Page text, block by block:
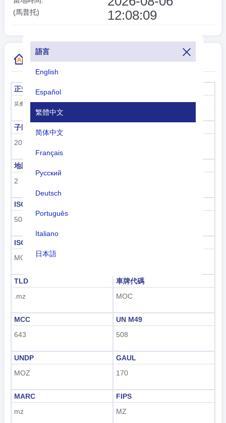
語言
English
Español
繁體中文
简体中文
Français
Русский
Deutsch
Português
Italiano
日本語
Indonesian
हिंदी
(馬普托)
12:08:09
正式名稱
莫桑比克共和國
馬普托
子區域代碼
202
地區代碼
2
ISO 3166-1數字
508
ISO 3166-1-Alpha-3
MOZ
TLD
.mz
車牌代碼
MOC
MCC
643
UN M49
508
UNDP
MOZ
GAUL
170
MARC
mz
FIPS
MZ